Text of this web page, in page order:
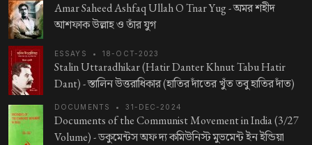
Amar Saheed Ashfaq Ullah O Tnar Yug -অমর শহীদ
আশফাক উল্লাহ ও তাঁর যুগ
ESSAYS • 18-OCT-2023
Stalin Uttaradhikar (Hatir Danter Khnut Tabu Hatir
Dant) -স্তালিন উত্তরাধিকার (হাতির দাঁতের খুঁত তবু হাতির দাঁত)
DOCUMENTS • 31-DEC-2024
Documents of the Communist Movement in India (3/27
Volume) -ডকুমেন্টস অফ দ্য কমিউনিস্ট মুভমেন্ট ইন ইন্ডিয়া